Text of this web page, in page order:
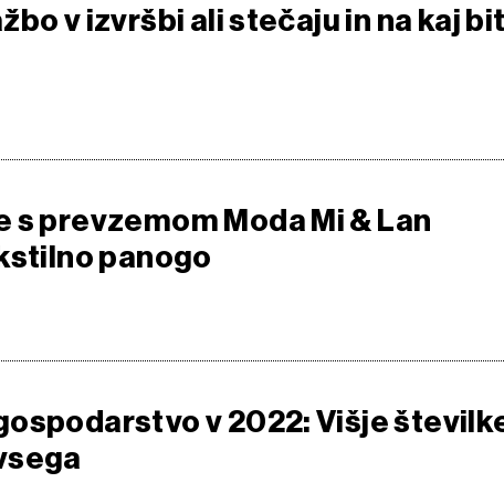
v izvršbi ali stečaju in na kaj
s prevzemom Moda Mi & Lan
panogo
v 2022: Višje